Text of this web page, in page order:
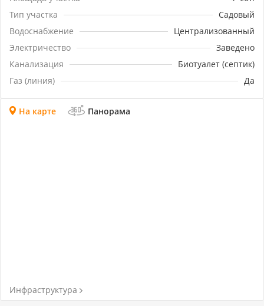
Тип участка
Садовый
Водоснабжение
Централизованный
Электричество
Заведено
Канализация
Биотуалет (септик)
Газ (линия)
Да
На карте Панорама
Инфраструктура